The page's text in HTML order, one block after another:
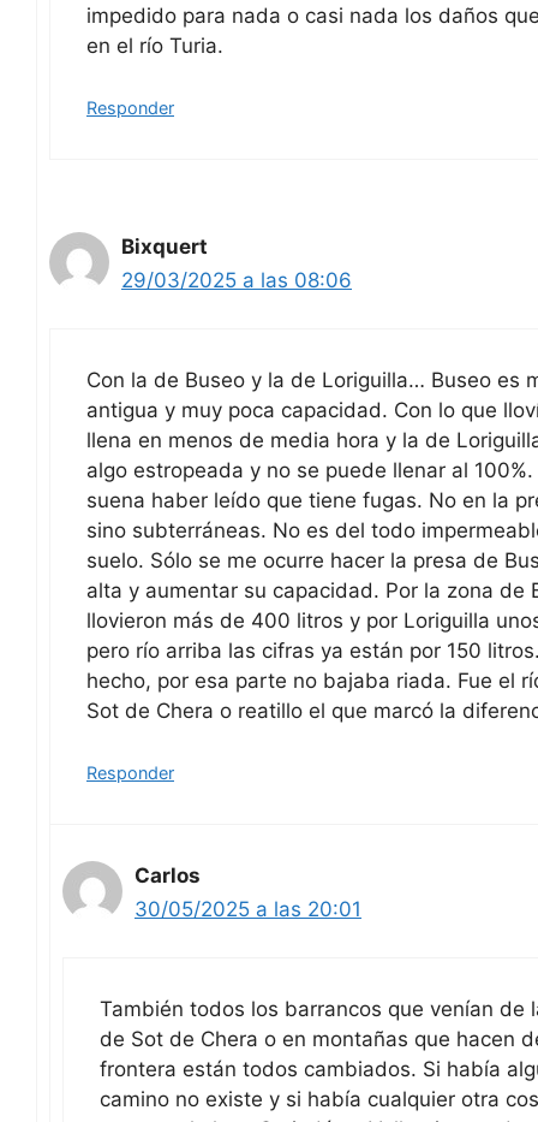
impedido para nada o casi nada los daños
en el río Turia.
Responder
Bixquert
29/03/2025 a las 08:06
Con la de Buseo y la de Loriguilla… Buseo es
antigua y muy poca capacidad. Con lo que
llena en menos de media hora y la de
algo estropeada y no se puede llenar al 100%.
suena haber leído que tiene fugas. No en la
sino subterráneas. No es del todo
suelo. Sólo se me ocurre hacer la presa de
alta y aumentar su capacidad. Por la zona de
llovieron más de 400 litros y por Loriguilla
pero río arriba las cifras ya están por 150
hecho, por esa parte no bajaba riada. Fue el
Sot de Chera o reatillo el que marcó la
Responder
Carlos
30/05/2025 a las 20:01
También todos los barrancos que venían de
de Sot de Chera o en montañas que hacen
frontera están todos cambiados. Si había
camino no existe y si había cualquier otra